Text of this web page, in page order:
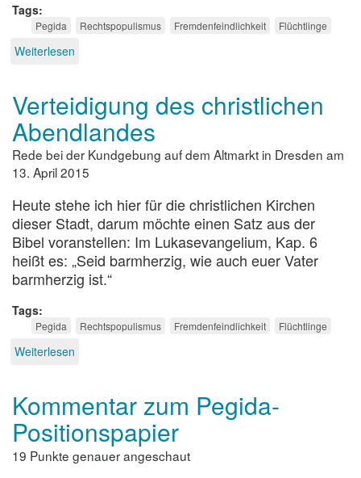
Tags
Pegida Rechtspopulismus Fremdenfeindlichkeit Flüchtlinge
Weiterlesen
PEGIDA
Verteidigung des christlichen
Abendlandes
Rede bei der Kundgebung auf dem Altmarkt in Dresden am
13. April 2015
Heute stehe ich hier für die christlichen Kirchen
dieser Stadt, darum möchte einen Satz aus der
Bibel voranstellen: Im Lukasevangelium, Kap. 6
heißt es: „Seid barmherzig, wie auch euer Vater
barmherzig ist.“
Tags
Pegida Rechtspopulismus Fremdenfeindlichkeit Flüchtlinge
Weiterlesen
christlichen
Abendlandes
Kommentar zum Pegida-
Positionspapier
19 Punkte genauer angeschaut